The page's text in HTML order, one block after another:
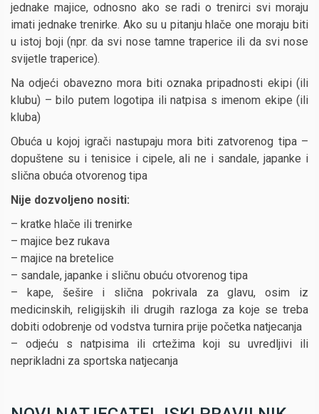
jednake majice, odnosno ako se radi o trenirci svi moraju
imati jednake trenirke. Ako su u pitanju hlače one moraju biti
u istoj boji (npr. da svi nose tamne traperice ili da svi nose
svijetle traperice).
Na odjeći obavezno mora biti oznaka pripadnosti ekipi (ili
klubu) – bilo putem logotipa ili natpisa s imenom ekipe (ili
kluba)
Obuća u kojoj igrači nastupaju mora biti zatvorenog tipa –
dopuštene su i tenisice i cipele, ali ne i sandale, japanke i
slična obuća otvorenog tipa
Nije dozvoljeno nositi:
– kratke hlače ili trenirke
– majice bez rukava
– majice na bretelice
– sandale, japanke i sličnu obuću otvorenog tipa
– kape, šešire i slična pokrivala za glavu, osim iz
medicinskih, religijskih ili drugih razloga za koje se treba
dobiti odobrenje od vodstva turnira prije početka natjecanja
– odjeću s natpisima ili crtežima koji su uvredljivi ili
neprikladni za sportska natjecanja